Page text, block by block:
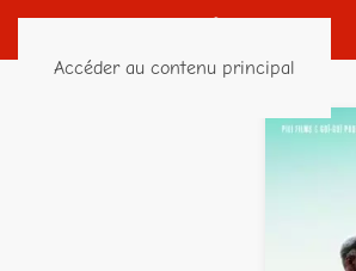
Accéder au contenu principal